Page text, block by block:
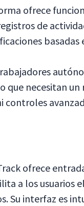
ofrece
de
basadas
que necesitan un
controles
ofrece
a los usuarios
Su interfaz es